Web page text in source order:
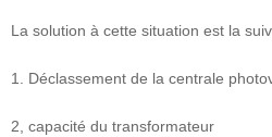
La solution à cette situation est la
1. Déclassement de la centrale
2, capacité du transformateur